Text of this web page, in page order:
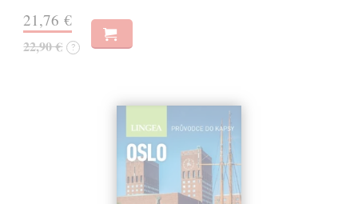
21,76 €
22,90 € ?